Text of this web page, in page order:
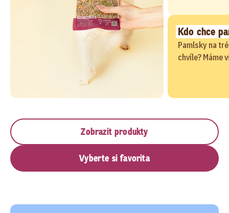
Kdo chce
Pamlsky na
chvíle? Máme
Zobrazit produkty
Vyberte si favorita